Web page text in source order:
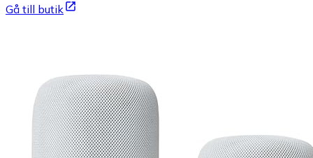
Gå till butik